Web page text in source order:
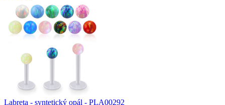
Labreta - syntetický opál - PLA00292